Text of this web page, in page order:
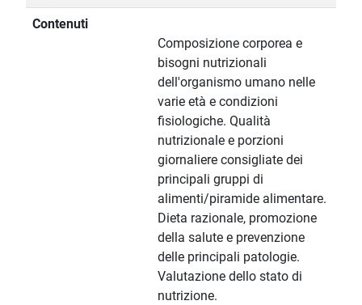
Contenuti
Composizione corporea e
bisogni nutrizionali
dell'organismo umano nelle
varie età e condizioni
fisiologiche. Qualità
nutrizionale e porzioni
giornaliere consigliate dei
principali gruppi di
alimenti/piramide alimentare.
Dieta razionale, promozione
della salute e prevenzione
delle principali patologie.
Valutazione dello stato di
nutrizione.